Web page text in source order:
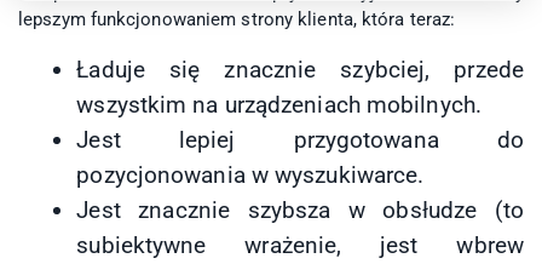
lepszym funkcjonowaniem strony klienta, która teraz:
Ładuje się znacznie szybciej, przede
wszystkim na urządzeniach mobilnych.
Jest lepiej przygotowana do
pozycjonowania w wyszukiwarce.
Jest znacznie szybsza w obsłudze (to
subiektywne wrażenie, jest wbrew